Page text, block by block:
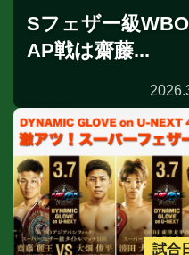
Sフェザー級
AP戦は齋藤...
試合